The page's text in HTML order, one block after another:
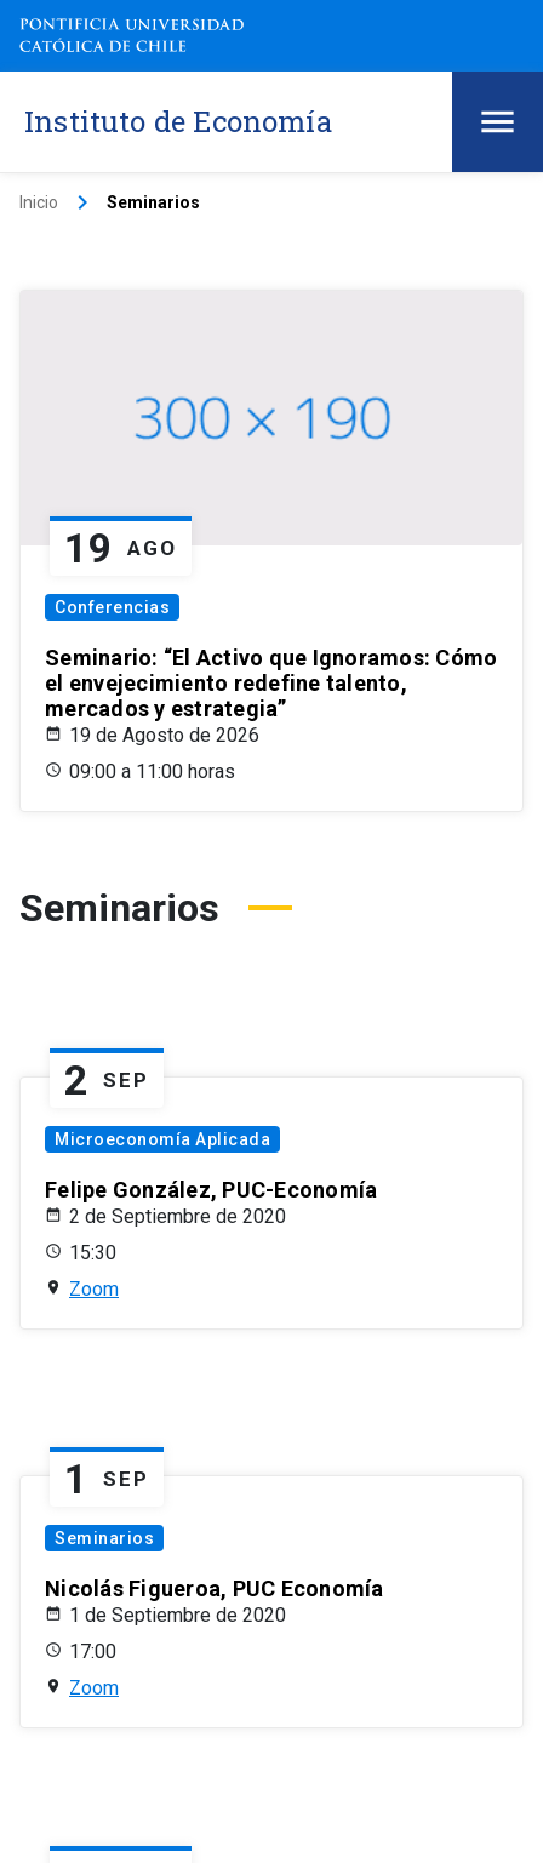
Instituto de Economía
Inicio keyboard_arrow_right Seminarios
19 AGO
Conferencias
Seminario: “El Activo que Ignoramos: Cómo
el envejecimiento redefine talento,
mercados y estrategia”
19 de Agosto de 2026
09:00 a 11:00 horas
Seminarios
2 SEP
Microeconomía Aplicada
Felipe González, PUC-Economía
2 de Septiembre de 2020
15:30
Zoom
1 SEP
Seminarios
Nicolás Figueroa, PUC Economía
1 de Septiembre de 2020
17:00
Zoom